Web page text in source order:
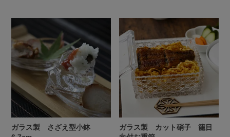
ガラス製 さざえ型小鉢
ガラス製 カット硝子 籠目